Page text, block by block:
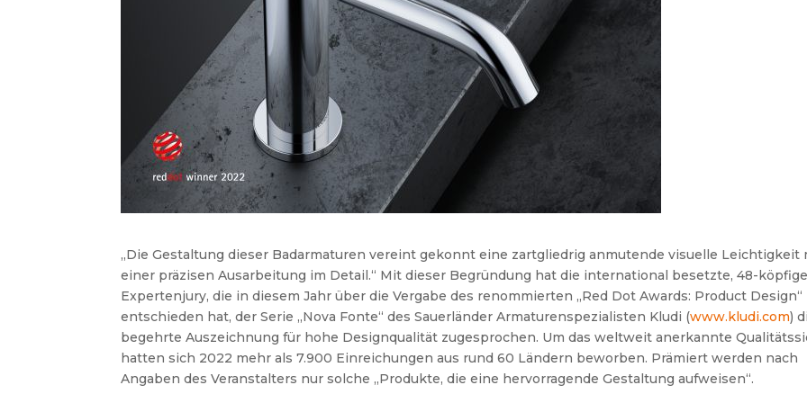
„Die Gestaltung dieser Badarmaturen vereint gekonnt eine zartgliedrig anmutende visuelle Leichtigkeit
einer präzisen Ausarbeitung im Detail.“ Mit dieser Begründung hat die international besetzte, 48-
Expertenjury, die in diesem Jahr über die Vergabe des renommierten „Red Dot Awards: Product Design“
entschieden hat, der Serie „Nova Fonte“ des Sauerländer Armaturenspezialisten Kludi (www.kludi.com)
begehrte Auszeichnung für hohe Designqualität zugesprochen. Um das weltweit anerkannte
hatten sich 2022 mehr als 7.900 Einreichungen aus rund 60 Ländern beworben. Prämiert werden nach
Angaben des Veranstalters nur solche „Produkte, die eine hervorragende Gestaltung aufweisen“.